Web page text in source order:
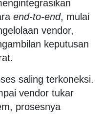
end-to-end, mulai
vendor,
keputusan
saling terkoneksi.
vendor tukar
prosesnya